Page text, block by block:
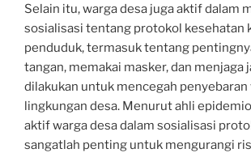
Selain itu, warga desa juga aktif dalam
sosialisasi tentang protokol kesehatan
penduduk, termasuk tentang
tangan, memakai masker, dan menjaga
dilakukan untuk mencegah penyebaran
lingkungan desa. Menurut ahli
aktif warga desa dalam sosialisasi
sangatlah penting untuk mengurangi